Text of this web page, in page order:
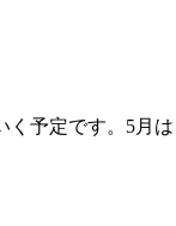
予定です。5